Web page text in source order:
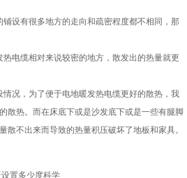
设有很多地方的走向和疏密程度都不相同，那
电缆相对来说较密的地方，散发出的热量就更
况，为了便于电地暖发热电缆更好的散热，我
散热。而在床底下或是沙发底下或是一些有腿脚
不出来而导致的热量积压破坏了地板和家具。
置多少度科学